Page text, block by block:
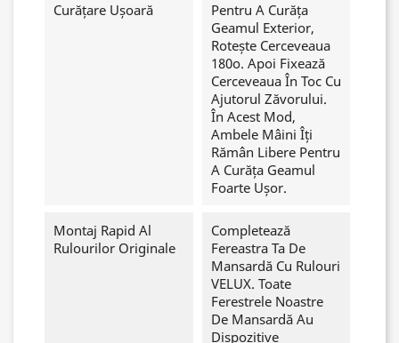
Curățare Ușoară
Pentru A Curăța
Geamul Exterior,
Rotește Cerceveaua
180o. Apoi Fixează
Cerceveaua În Toc Cu
Ajutorul Zăvorului.
În Acest Mod,
Ambele Mâini Îți
Rămân Libere Pentru
A Curăța Geamul
Foarte Ușor.
Montaj Rapid Al
Rulourilor Originale
Completează
Fereastra Ta De
Mansardă Cu Rulouri
VELUX. Toate
Ferestrele Noastre
De Mansardă Au
Dispozitive